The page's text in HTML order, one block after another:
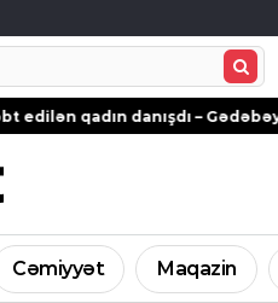
– Gədəbəydən
Cəmiyyət Maqazin